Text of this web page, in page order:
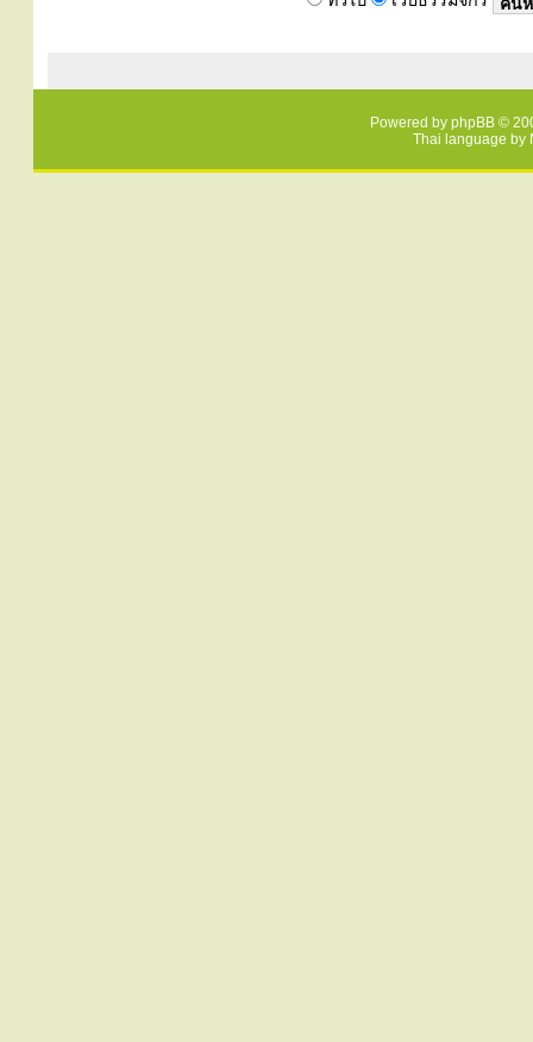
Powered by phpBB ©
Thai language by